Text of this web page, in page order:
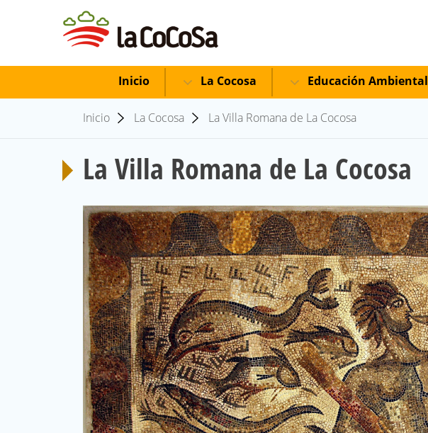
Inicio La Cocosa Educación Ambiental
Inicio La Cocosa La Villa Romana de La Cocosa
La Villa Romana de La Cocosa